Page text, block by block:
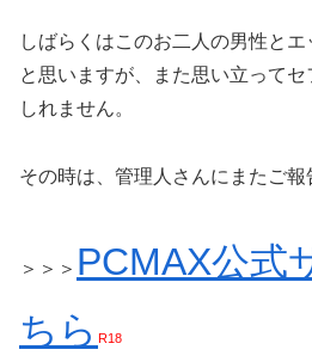
しばらくはこのお二人の男性と
と思いますが、また思い立って
しれません。
その時は、管理人さんにまたご報
＞＞＞ PCMAX公式
ちら R18